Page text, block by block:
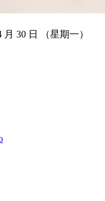
30 日 （星期一）